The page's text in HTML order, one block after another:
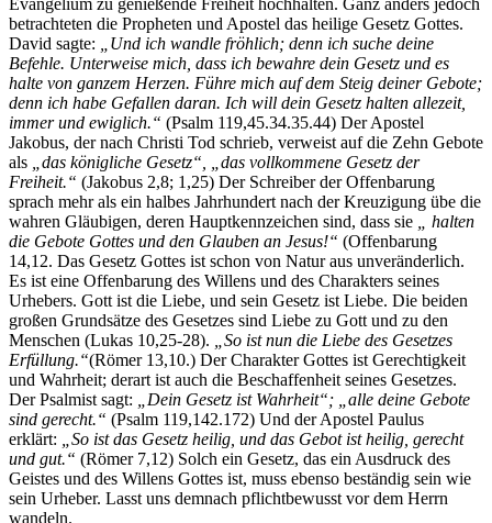
Evangelium zu genießende Freiheit hochhalten. Ganz anders jedoch
betrachteten die Propheten und Apostel das heilige Gesetz Gottes.
David sagte:
„Und ich wandle fröhlich; denn ich suche deine
Befehle. Unterweise mich, dass ich bewahre dein Gesetz und es
halte von ganzem Herzen. Führe mich auf dem Steig deiner Gebote;
denn ich habe Gefallen daran. Ich will dein Gesetz halten allezeit,
immer und ewiglich.“ (Psalm 119,45.34.35.44) Der Apostel
Jakobus, der nach Christi Tod schrieb, verweist auf die Zehn Gebote
als
„das königliche Gesetz“, „das vollkommene Gesetz der
Freiheit.“ (Jakobus 2,8; 1,25) Der Schreiber der Offenbarung
sprach mehr als ein halbes Jahrhundert nach der Kreuzigung übe die
wahren Gläubigen, deren Hauptkennzeichen sind, dass sie
halten
die Gebote Gottes und den Glauben an Jesus!“ (Offenbarung
14,12. Das Gesetz Gottes ist schon von Natur aus unveränderlich.
Es ist eine Offenbarung des Willens und des Charakters seines
Urhebers. Gott ist die Liebe, und sein Gesetz ist Liebe. Die beiden
großen Grundsätze des Gesetzes sind Liebe zu Gott und zu den
Menschen (Lukas 10,25-28).
„So ist nun die Liebe des Gesetzes
Erfüllung.“(Römer 13,10.) Der Charakter Gottes ist Gerechtigkeit
und Wahrheit; derart ist auch die Beschaffenheit seines Gesetzes.
Der Psalmist sagt: „Dein Gesetz ist Wahrheit“; „alle deine Gebote
sind gerecht.“ (Psalm 119,142.172) Und der Apostel Paulus
erklärt:
„So ist das Gesetz heilig, und das Gebot ist heilig, gerecht
und gut.“ (Römer 7,12) Solch ein Gesetz, das ein Ausdruck des
Geistes und des Willens Gottes ist, muss ebenso beständig sein wie
sein Urheber. Lasst uns demnach pflichtbewusst vor dem Herrn
wandeln.